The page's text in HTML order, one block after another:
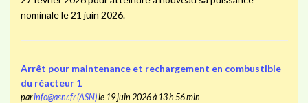
nominale le 21 juin 2026.
Arrêt pour maintenance et rechargement en combustible
du réacteur 1
parinfo@asnr.fr (ASN)le 19 juin 2026 à 13 h 56 min